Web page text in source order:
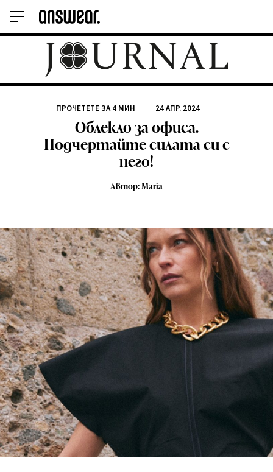
ПРОЧЕТЕТЕ ЗА4 МИН 24 АПР. 2024
Облекло за офиса.
Подчертайте силата си с
него!
Автор: Maria